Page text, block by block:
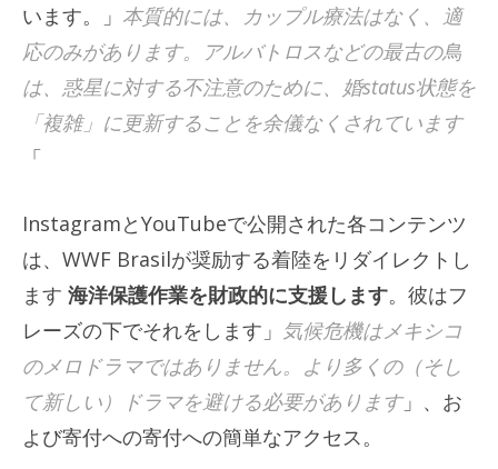
います。」 本質的には、カップル療法はなく、適
応のみがあります。アルバトロスなどの最古の鳥
は、惑星に対する不注意のために、婚status状態を
「複雑」に更新することを余儀なくされています
「
InstagramとYouTubeで公開された各コンテンツ
は、WWF Brasilが奨励する着陸をリダイレクトし
ます 海洋保護作業を財政的に支援します。彼はフ
レーズの下でそれをします」 気候危機はメキシコ
のメロドラマではありません。より多くの（そし
て新しい）ドラマを避ける必要があります」、お
よび寄付への寄付への簡単なアクセス。